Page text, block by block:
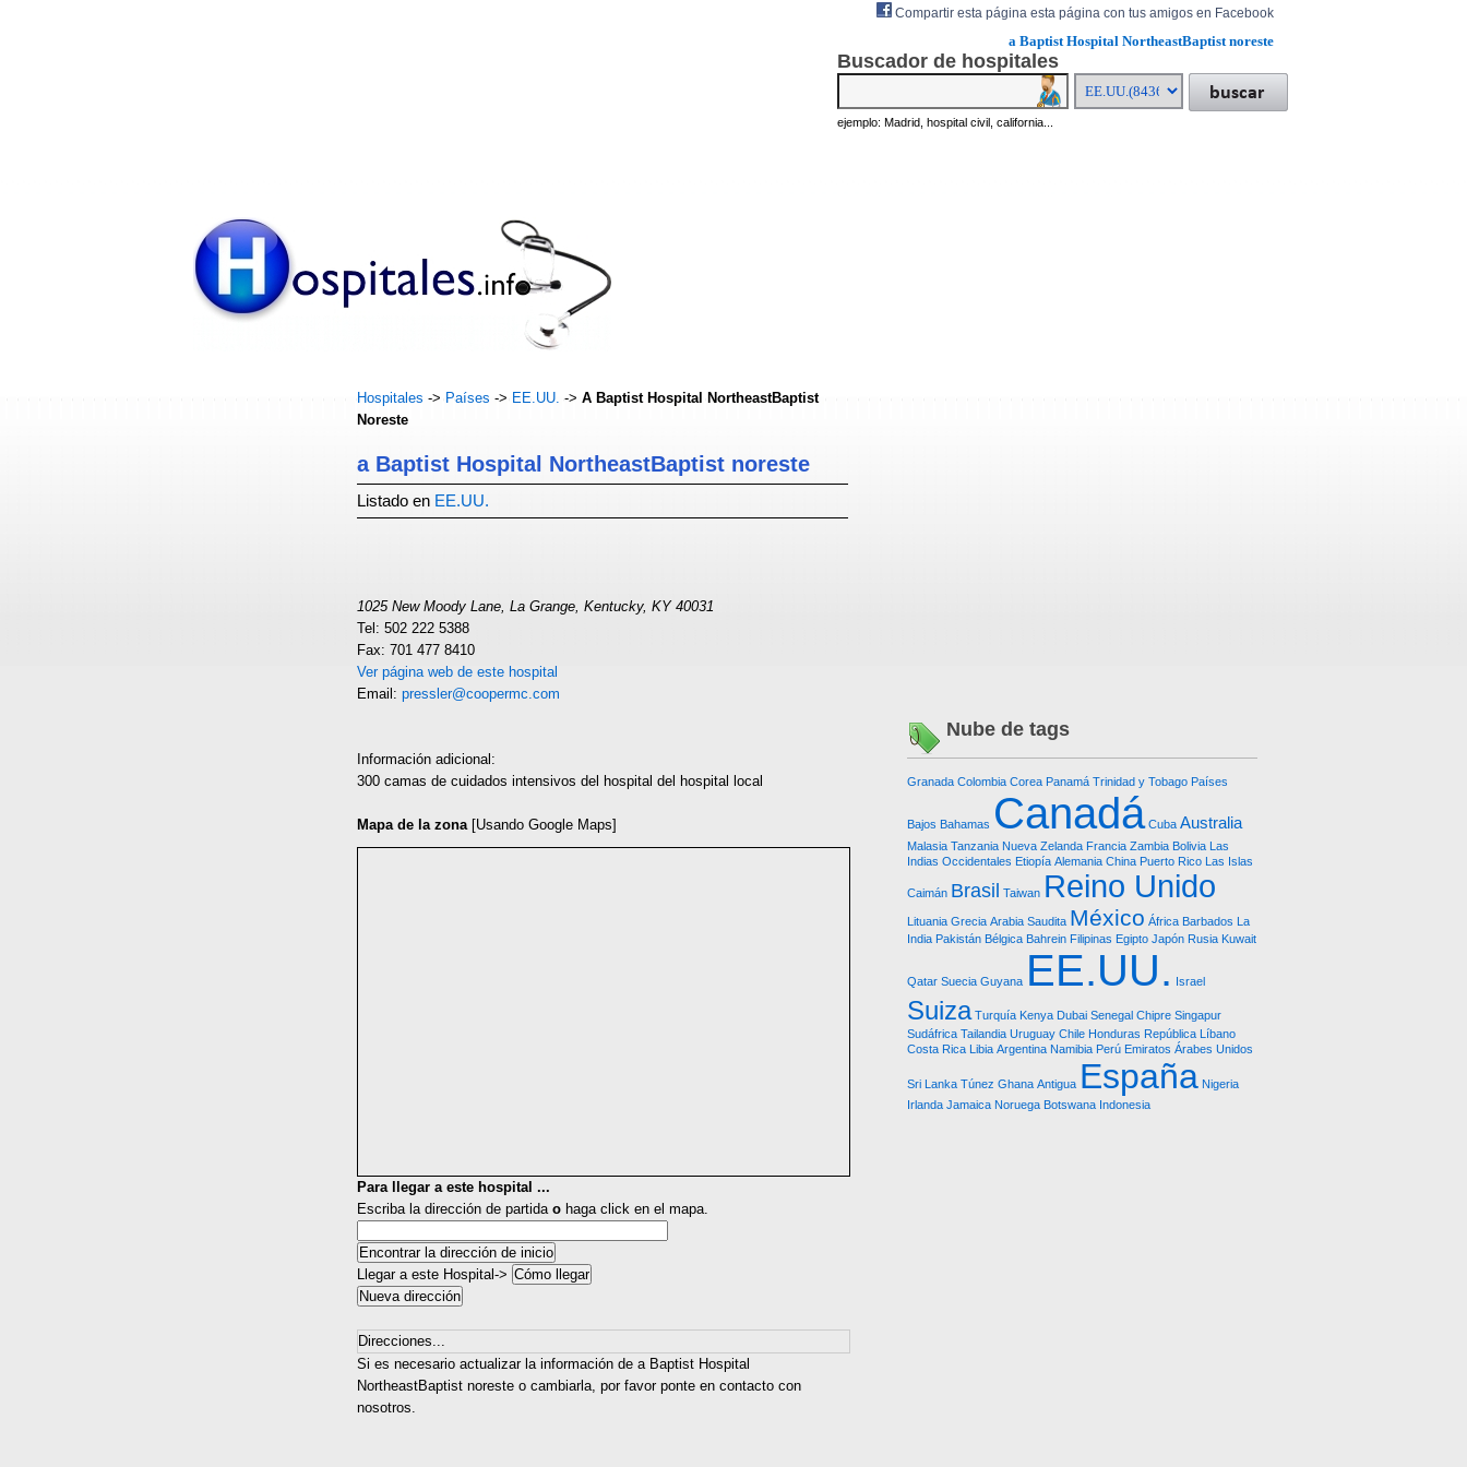
a Baptist Hospital NortheastBaptist noreste
Buscador de hospitales
ejemplo: Madrid, hospital civil, california...
Hospitales -> Países -> EE.UU. -> A Baptist Hospital NortheastBaptist
Noreste
a Baptist Hospital NortheastBaptist noreste
Listado en EE.UU.
1025 New Moody Lane, La Grange, Kentucky, KY 40031
Tel: 502 222 5388
Fax: 701 477 8410
Ver página web de este hospital
Email: pressler@coopermc.com
Información adicional:
300 camas de cuidados intensivos del hospital del hospital local
Mapa de la zona[Usando Google Maps]
Para llegar a este hospital ...
Escriba la dirección de partida o haga click en el mapa.
Llegar a este Hospital->
Direcciones...
Si es necesario actualizar la información de a Baptist Hospital
NortheastBaptist noreste o cambiarla, por favor ponte en contacto con
nosotros.
Nube de tags
Granada Colombia Corea Panamá Trinidad y Tobago Países
Bajos Bahamas Canadá Cuba Australia
Malasia Tanzania Nueva Zelanda Francia Zambia Bolivia Las
Indias Occidentales Etiopía Alemania China Puerto Rico Las Islas
Caimán Brasil Taiwan Reino Unido
Lituania Grecia Arabia Saudita México África Barbados La
India Pakistán Bélgica Bahrein Filipinas Egipto Japón Rusia Kuwait
Qatar Suecia Guyana EE.UU. Israel
Suiza Turquía Kenya Dubai Senegal Chipre Singapur
Sudáfrica Tailandia Uruguay Chile Honduras República Líbano
Costa Rica Libia Argentina Namibia Perú Emiratos Árabes Unidos
Sri Lanka Túnez Ghana Antigua España Nigeria
Irlanda Jamaica Noruega Botswana Indonesia
Compartir esta página esta página con tus amigos en Facebook